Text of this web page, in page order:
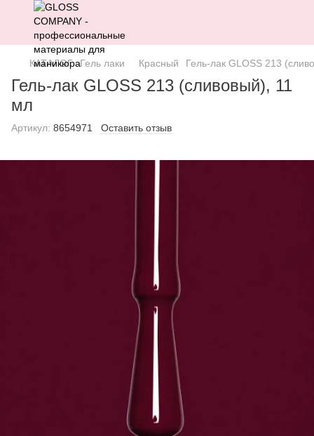
КАТАЛОГ Гель лаки Красный Гель-лак GLOSS 213
Гель-лак GLOSS 213 (сливовый), 11
мл
Артикул: 8654971 Оставить отзыв